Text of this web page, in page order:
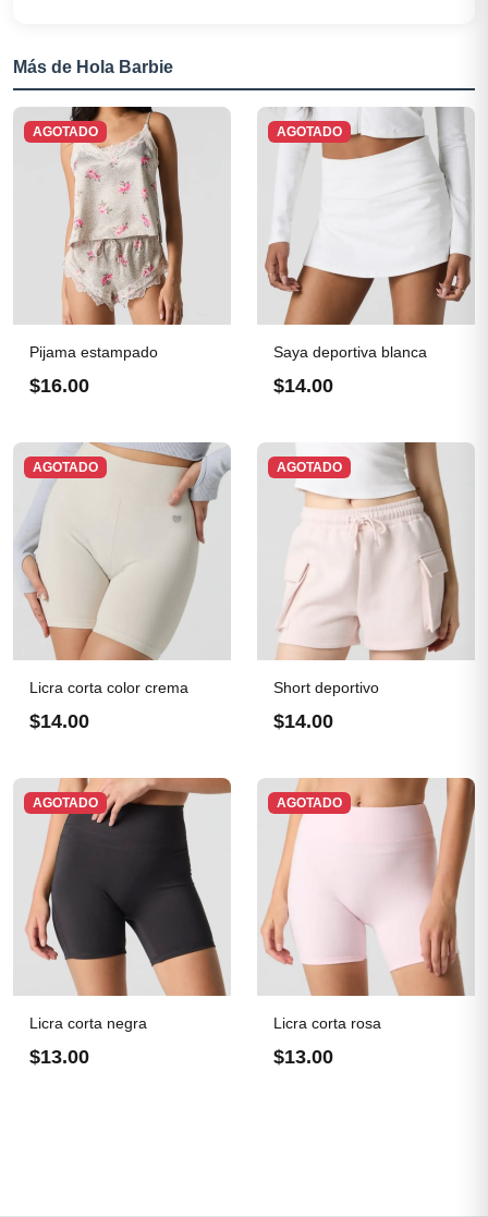
Más de Hola Barbie
AGOTADO
Pijama estampado
$16.00
AGOTADO
Saya deportiva blanca
$14.00
AGOTADO
Licra corta color crema
$14.00
AGOTADO
Short deportivo
$14.00
AGOTADO
Licra corta negra
$13.00
AGOTADO
Licra corta rosa
$13.00